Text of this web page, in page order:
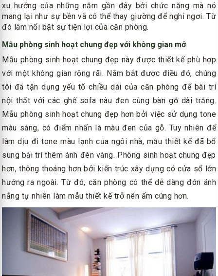
xu hướng của những năm gần đây bởi chức năng mà nó
mang lại như sự bền và có thể thay giường để nghỉ ngơi. Từ
đó làm nổi bật sự tiện lợi của căn phòng.
Mẫu phòng sinh hoạt chung đẹp với không gian mở
Mẫu phòng sinh hoạt chung đẹp này được thiết kế phù hợp
với một không gian rộng rãi. Nắm bắt được điều đó, chúng
tôi đã tận dụng yếu tố chiều dài của căn phòng để bài trí
nội thất với các ghế sofa nâu đen cùng bàn gỗ dài trắng.
Mẫu phòng sinh hoạt chung đẹp hơn bởi việc sử dụng tone
màu sáng, có điểm nhấn là màu đen của gỗ. Tuy nhiên để
làm dịu đi tone màu lạnh của ngôi nhà, mẫu thiết kế đã bổ
sung bài trí thêm ánh đèn vàng. Phòng sinh hoạt chung đẹp
hơn, thông thoáng hơn bởi kiến trúc xây dựng có cửa sổ lớn
hướng ra ngoài. Từ đó, căn phòng có thể dễ dàng đón ánh
nắng tự nhiên làm mẫu thiết kế trở nên ấm cúng hơn.